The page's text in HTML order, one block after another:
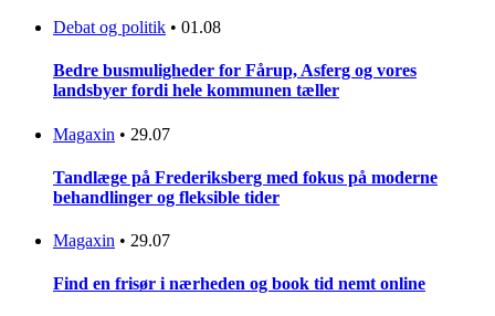
Debat og politik • 01.08
Bedre busmuligheder for Fårup, Asferg og vores
landsbyer fordi hele kommunen tæller
Magaxin • 29.07
Tandlæge på Frederiksberg med fokus på moderne
behandlinger og fleksible tider
Magaxin • 29.07
Find en frisør i nærheden og book tid nemt online